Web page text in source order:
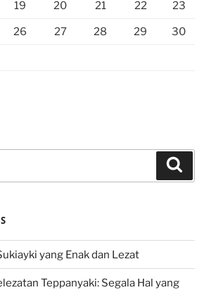
19 20 21 22 23
26 27 28 29 30
yang Enak dan Lezat
Teppanyaki: Segala Hal yang